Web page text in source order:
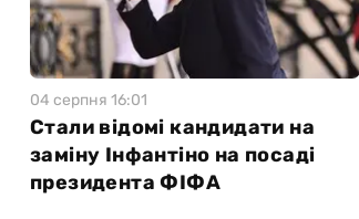
04 серпня 16:01
Стали відомі кандидати на
заміну Інфантіно на посаді
президента ФІФА